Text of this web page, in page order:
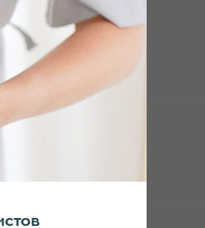
МАГАЗИН